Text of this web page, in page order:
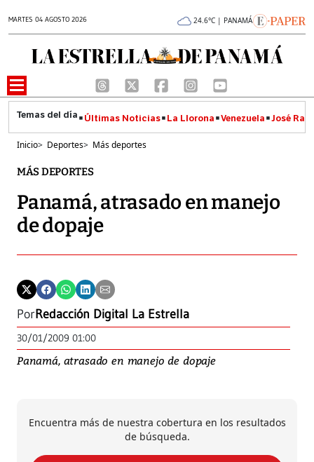
MARTES 04 AGOSTO 2026 24.6°C | PANAMÁ
Últimas Noticias La Llorona Venezuela José
Inicio> Deportes> Más deportes
MÁS DEPORTES
Panamá, atrasado en manejo
de dopaje
PorRedacción Digital La Estrella
30/01/2009 01:00
Panamá, atrasado en manejo de dopaje
Encuentra más de nuestra cobertura en los resultados
de búsqueda.